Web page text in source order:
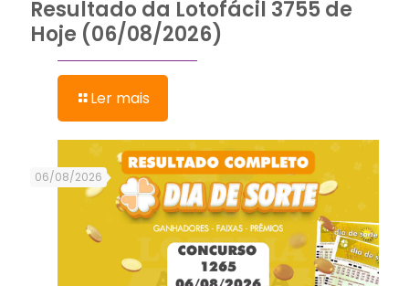
Resultado da Lotofácil 3755 de
Hoje (06/08/2026)
Ler mais
06/08/2026